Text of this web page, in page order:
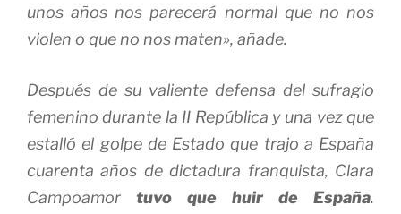
unos años nos parecerá normal que no nos
violen o que no nos maten», añade.
Después de su valiente defensa del sufragio
femenino durante la II República y una vez que
estalló el golpe de Estado que trajo a España
cuarenta años de dictadura franquista, Clara
Campoamor tuvo que huir de España.